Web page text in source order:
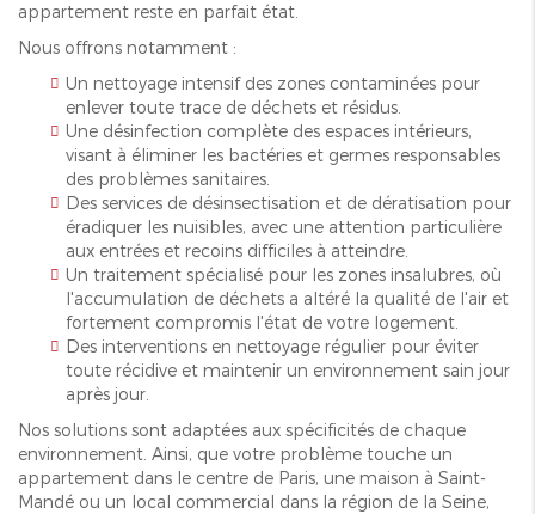
appartement reste en parfait état.
Nous offrons notamment :
Un nettoyage intensif des zones contaminées pour
enlever toute trace de déchets et résidus.
Une désinfection complète des espaces intérieurs,
visant à éliminer les bactéries et germes responsables
des problèmes sanitaires.
Des services de désinsectisation et de dératisation pour
éradiquer les nuisibles, avec une attention particulière
aux entrées et recoins difficiles à atteindre.
Un traitement spécialisé pour les zones insalubres, où
l'accumulation de déchets a altéré la qualité de l'air et
fortement compromis l'état de votre logement.
Des interventions en nettoyage régulier pour éviter
toute récidive et maintenir un environnement sain jour
après jour.
Nos solutions sont adaptées aux spécificités de chaque
environnement. Ainsi, que votre problème touche un
appartement dans le centre de Paris, une maison à Saint-
Mandé ou un local commercial dans la région de la Seine,